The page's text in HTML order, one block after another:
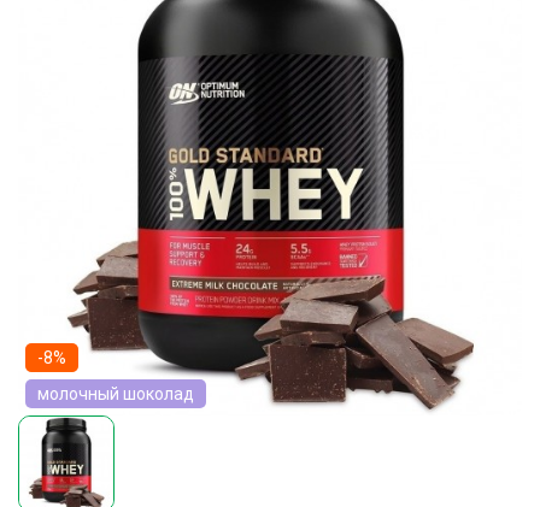
-8%
молочный шоколад